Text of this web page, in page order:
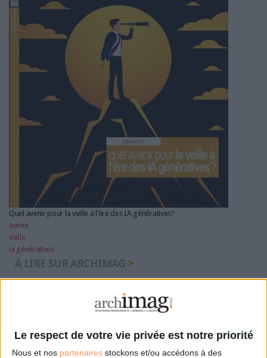
Le respect de votre vie privée est notre priorité
Nous et nos partenaires stockons et/ou accédons à des
Quel avenir pour la veille à l’ère des IA génératives?
avenir
veille
ia génératives
À LIRE SUR ARCHIMAG
VeilleLabs 2026 : ce que l’IA change vraiment pour
la veille stratégique